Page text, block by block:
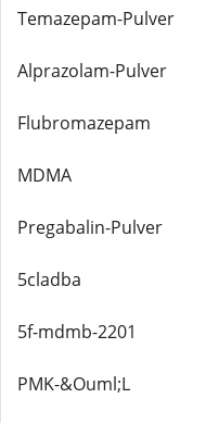
Temazepam-Pulver
Alprazolam-Pulver
Flubromazepam
MDMA
Pregabalin-Pulver
5cladba
5f-mdmb-2201
PMK-&Ouml;L